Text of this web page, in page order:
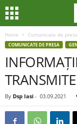
Home Comunicate de presa
COMUNICATE DE PRESA
By Dsp Iasi - 03.09.2021